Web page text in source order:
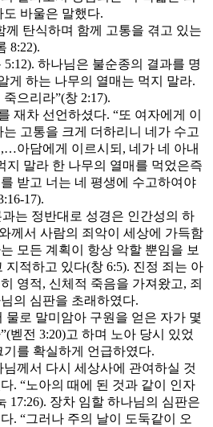
바울은 말했다.
께 탄식하며 함께 고통을 겪고 있는
8:22).
하나님은 불순종의 결과를 명
게 하는 나무의 열매는 먹지 말라.
으리라”(창 2:17).
재차 선언하셨다. “또 여자에게 이
고통을 크게 더하리니 네가 수고
아담에게 이르시되, 네가 네 아내
지 말라 한 나무의 열매를 먹었은즉
받고 너는 네 평생에 수고하여야
17).
는 정반대로 성경은 인간성의 하
께서 사람의 죄악이 세상에 가득함
모든 계획이 항상 악할 뿐임을 보
지적하고 있다(창 6:5). 진정 죄는 아
영적, 신체적 죽음을 가져왔고, 죄
의 심판을 초래하였다.
물로 말미암아 구원을 얻은 자가 몇
벧전 3:20)고 하며 노아 당시 있었
를 확실하게 언급하였다.
께서 다시 세상사에 관여하실 것
. “노아의 때에 된 것과 같이 인자
17:26). 장차 임할 하나님의 심판은
. “그러나 주의 날이 도둑같이 오